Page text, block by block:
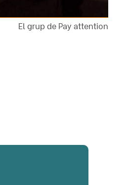
El grup de Pay attention